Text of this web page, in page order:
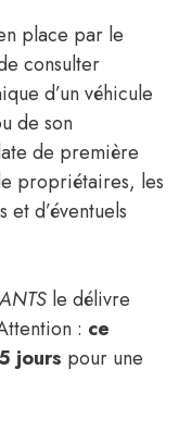
place par le
consulter
d’un véhicule
de son
de première
propriétaires, les
et d’éventuels
ANTS le délivre
: ce
jours pour une